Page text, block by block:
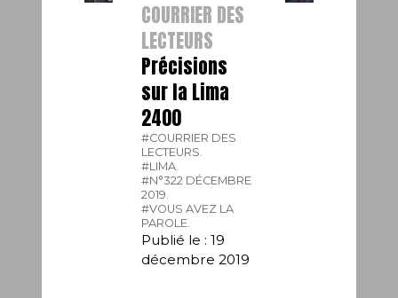
COURRIER DES
LECTEURS
Précisions
sur la Lima
2400
#COURRIER DES
LECTEURS.
#LIMA.
#N°322 DÉCEMBRE
2019.
#VOUS AVEZ LA
PAROLE.
Publié le : 19
décembre 2019